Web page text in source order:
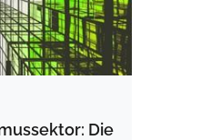
Die